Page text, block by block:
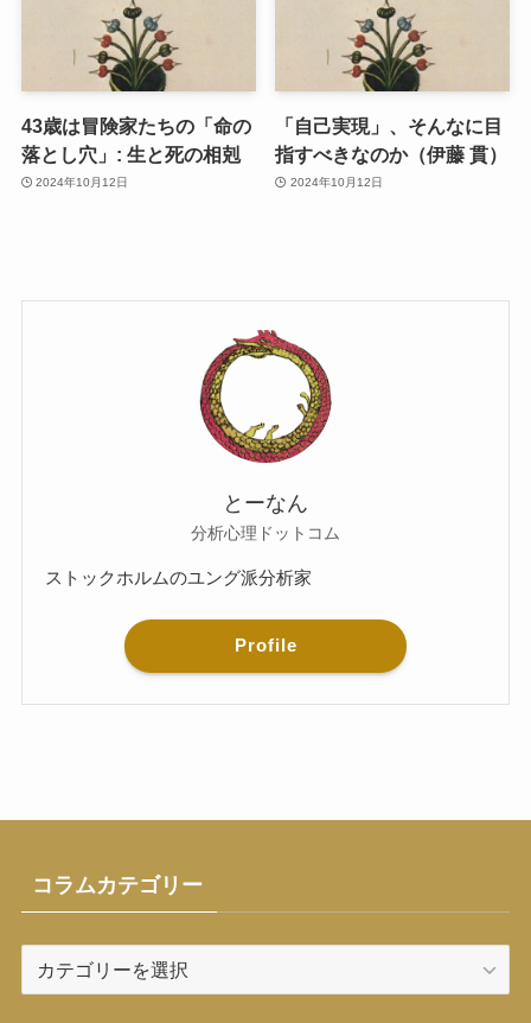
43歳は冒険家たちの「命の
落とし穴」: 生と死の相剋
2024年10月12日
「自己実現」、そんなに目
指すべきなのか（伊藤 貫）
2024年10月12日
とーなん
分析心理ドットコム
ストックホルムのユング派分析家
Profile
コラムカテゴリー